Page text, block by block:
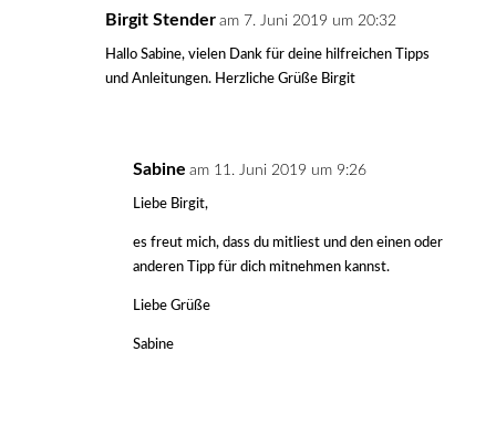
Birgit Stender am 7. Juni 2019 um 20:32
Hallo Sabine, vielen Dank für deine hilfreichen Tipps
und Anleitungen. Herzliche Grüße Birgit
Sabine am 11. Juni 2019 um 9:26
Liebe Birgit,
es freut mich, dass du mitliest und den einen oder
anderen Tipp für dich mitnehmen kannst.
Liebe Grüße
Sabine